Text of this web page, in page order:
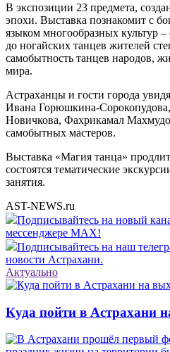
В экспозиции 23 предмета,
эпохи. Выставка познакомит с
языком многообразных культур –
до ногайских танцев жителей
самобытность танцев народов,
мира.
Астраханцы и гости города
Ивана Горюшкина-
Новичкова, Фахрикамал
самобытных мастеров.
Выставка «Магия танца»
состоятся тематические
занятия.
AST-NEWS.ru
Подписывайтесь на новый
мессенджере MAX!
Подписывайтесь на наш
новости Астрахани.
Актуально
Куда пойти в Астрахани